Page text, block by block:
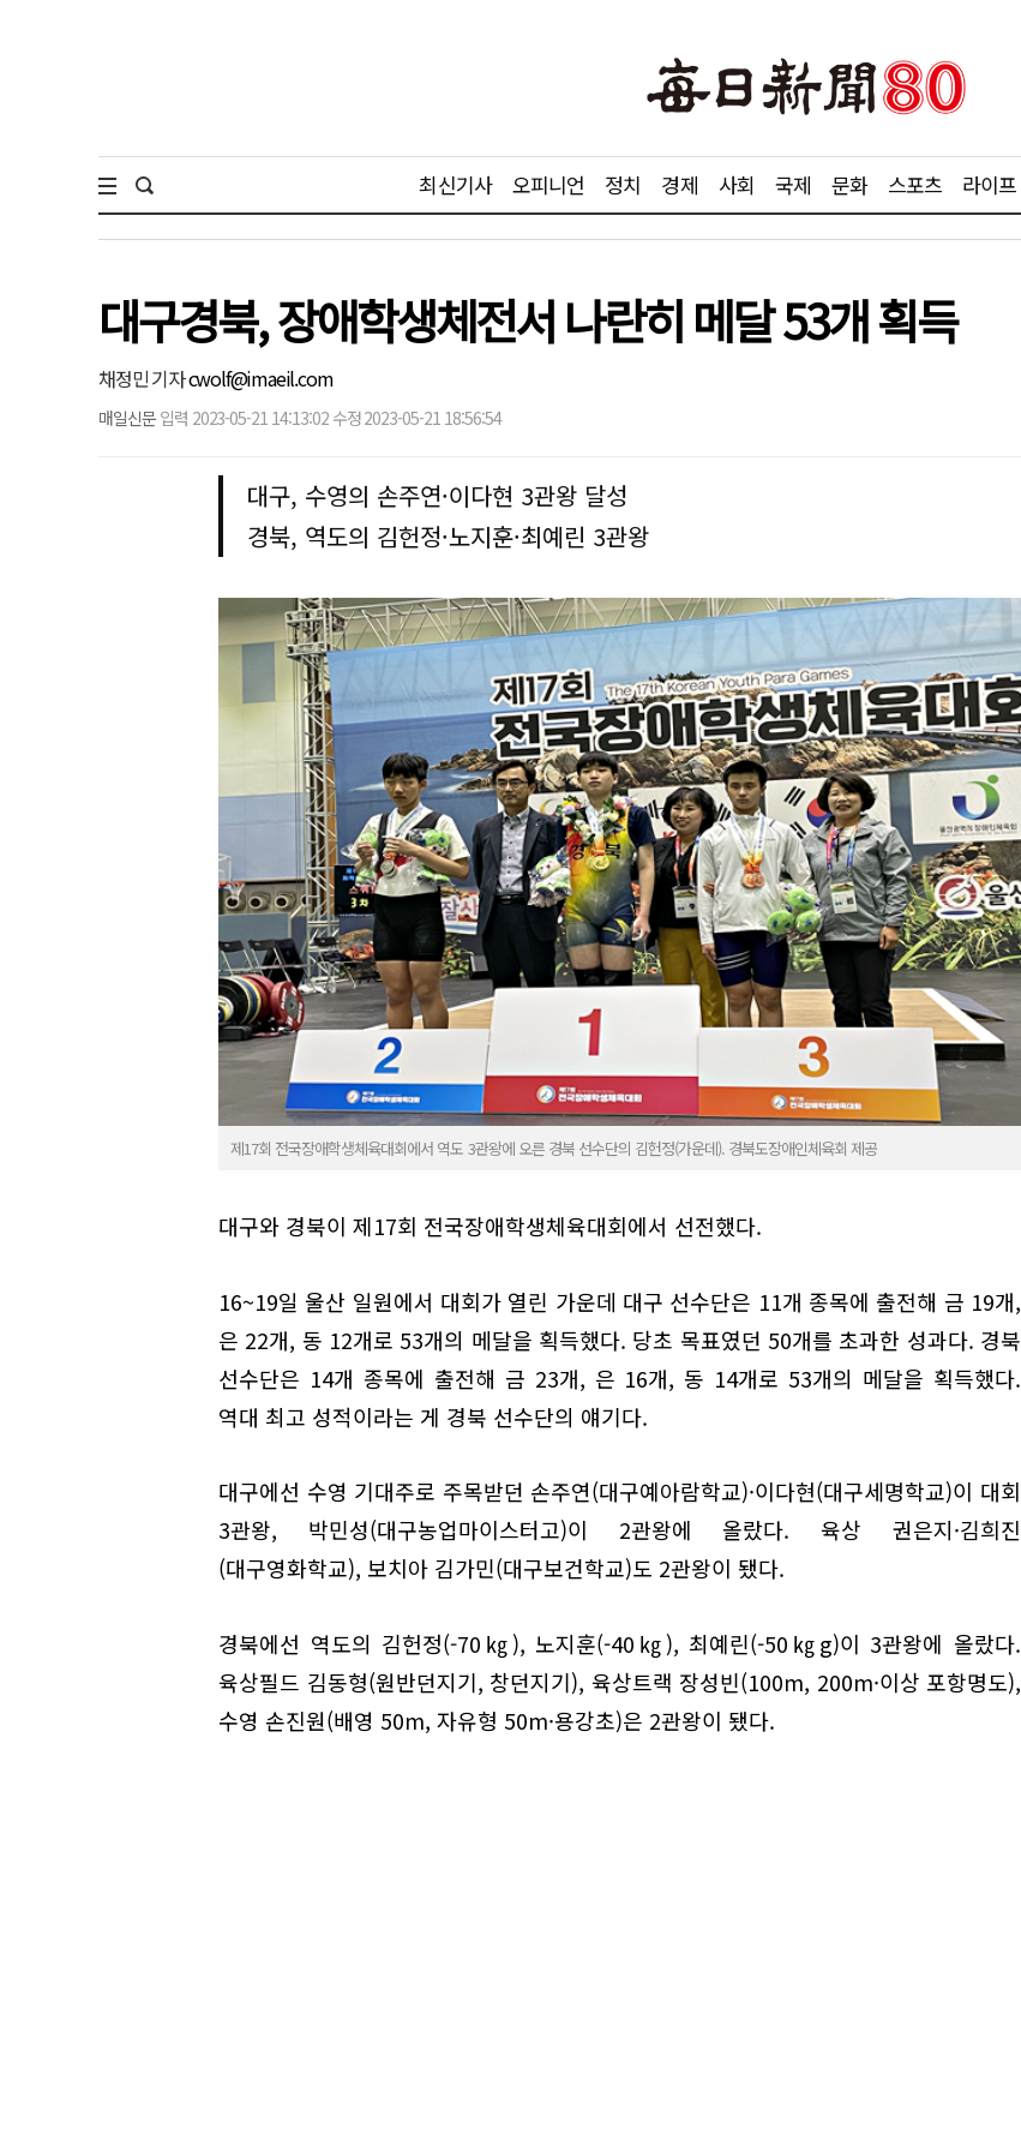
최신기사 오피니언 정치 경제 사회 국제 문화 스포츠 라이프
대구경북, 장애학생체전서 나란히 메달 53개 획득
채정민 기자cwolf@imaeil.com
매일신문 입력 2023-05-21 14:13:02 수정 2023-05-21 18:56:54
대구, 수영의 손주연·이다현 3관왕 달성
경북, 역도의 김헌정·노지훈·최예린 3관왕
제17회 전국장애학생체육대회에서 역도 3관왕에 오른 경북 선수단의 김헌정(가운데). 경북도장애인체육회 제공
대구와 경북이 제17회 전국장애학생체육대회에서 선전했다.
16~19일 울산 일원에서 대회가 열린 가운데 대구 선수단은 11개 종목에 출전해 금 19개,
은 22개, 동 12개로 53개의 메달을 획득했다. 당초 목표였던 50개를 초과한 성과다. 경북
선수단은 14개 종목에 출전해 금 23개, 은 16개, 동 14개로 53개의 메달을 획득했다.
역대 최고 성적이라는 게 경북 선수단의 얘기다.
대구에선 수영 기대주로 주목받던 손주연(대구예아람학교)·이다현(대구세명학교)이 대회
3관왕, 박민성(대구농업마이스터고)이 2관왕에 올랐다. 육상 권은지·김희진
(대구영화학교), 보치아 김가민(대구보건학교)도 2관왕이 됐다.
경북에선 역도의 김헌정(-70㎏), 노지훈(-40㎏), 최예린(-50㎏g)이 3관왕에 올랐다.
육상필드 김동형(원반던지기, 창던지기), 육상트랙 장성빈(100m, 200m·이상 포항명도),
수영 손진원(배영 50m, 자유형 50m·용강초)은 2관왕이 됐다.